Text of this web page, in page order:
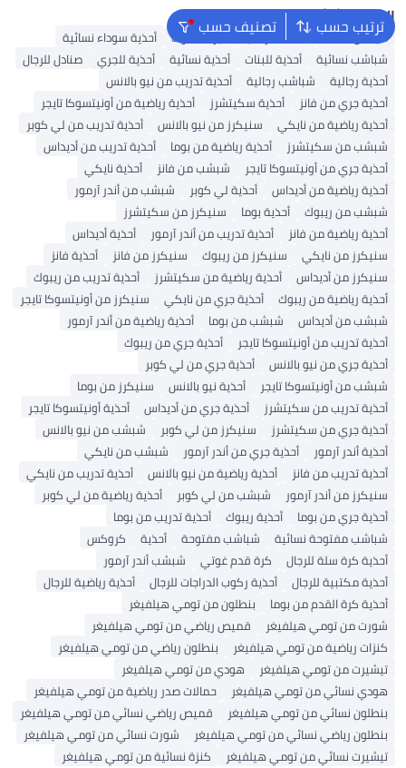
ترتيب حسب تصنيف حسب البحث الشائع
أديداس سامبا شباشب رجالية بيركنستوك
أحذية سوداء نسائية
شباشب نسائية
أحذية للبنات أحذية نسائية أحذية للجري
صنادل للرجال
أحذية رجالية
شباشب رجالية
أحذية تدريب من نيو بالانس
أحذية جري من فانز
أحذية سكيتشرز
أحذية رياضية من أونيتسوكا تايجر
أحذية رياضية من نايكي
سنيكرز من نيو بالانس
أحذية تدريب من لي كوبر
شبشب من سكيتشرز
أحذية رياضية من بوما
أحذية تدريب من أديداس
أحذية جري من أونيتسوكا تايجر
شبشب من فانز
أحذية نايكي
أحذية رياضية من أديداس
أحذية لي كوبر
شبشب من أندر آرمور
شبشب من ريبوك
أحذية بوما
سنيكرز من سكيتشرز
أحذية رياضية من فانز
أحذية تدريب من أندر آرمور
أحذية أديداس
سنيكرز من نايكي
سنيكرز من ريبوك سنيكرز من فانز
أحذية فانز
سنيكرز من أديداس
أحذية رياضية من سكيتشرز
أحذية تدريب من ريبوك
أحذية رياضية من ريبوك
أحذية جري من نايكي
سنيكرز من أونيتسوكا تايجر
شبشب من أديداس
شبشب من بوما
أحذية رياضية من أندر آرمور
أحذية تدريب من أونيتسوكا تايجر
أحذية جري من ريبوك
أحذية جري من نيو بالانس
أحذية جري من لي كوبر
شبشب من أونيتسوكا تايجر
أحذية نيو بالانس
سنيكرز من بوما
أحذية تدريب من سكيتشرز
أحذية جري من أديداس
أحذية أونيتسوكا تايجر
أحذية جري من سكيتشرز
سنيكرز من لي كوبر
شبشب من نيو بالانس
أحذية أندر آرمور
أحذية جري من أندر آرمور
شبشب من نايكي
أحذية تدريب من فانز
أحذية رياضية من نيو بالانس
أحذية تدريب من نايكي
سنيكرز من أندر آرمور
شبشب من لي كوبر
أحذية رياضية من لي كوبر
أحذية جري من بوما
أحذية ريبوك
أحذية تدريب من بوما
شباشب مفتوحة نسائية
شباشب مفتوحة أحذية
كروكس
أحذية كرة سلة للرجال
كرة قدم غوتي
شبشب أندر آرمور
أحذية مكتبية للرجال
أحذية ركوب الدراجات للرجال
أحذية رياضية للرجال
أحذية كرة القدم من بوما
بنطلون من تومي هيلفيغر
شورت من تومي هيلفيغر
قميص رياضي من تومي هيلفيغر
كنزات رياضية من تومي هيلفيغر
بنطلون رياضي من تومي هيلفيغر
تيشيرت من تومي هيلفيغر
هودي من تومي هيلفيغر
هودي نسائي من تومي هيلفيغر
حمالات صدر رياضية من تومي هيلفيغر
بنطلون نسائي من تومي هيلفيغر
قميص رياضي نسائي من تومي هيلفيغر
بنطلون رياضي نسائي من تومي هيلفيغر
شورت نسائي من تومي هيلفيغر
تيشيرت نسائي من تومي هيلفيغر
كنزة نسائية من تومي هيلفيغر